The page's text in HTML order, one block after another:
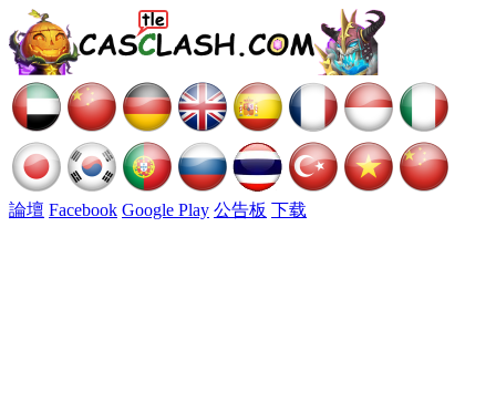
論壇 Facebook Google Play 公告板 下载